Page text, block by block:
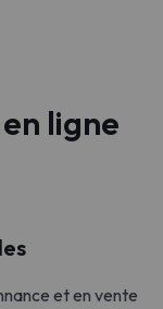
ligne
et en vente